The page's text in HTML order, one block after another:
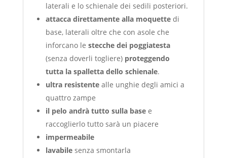
laterali e lo schienale dei sedili posteriori.
attacca direttamente alla moquettedi
base, laterali oltre che con asole che
inforcano le stecche dei poggiatesta
(senza doverli togliere) proteggendo
tutta la spalletta dello schienale.
ultra resistentealle unghie degli amici a
quattro zampe
il pelo andrà tutto sulla basee
raccoglierlo tutto sarà un piacere
impermeabile
lavabilesenza smontarla